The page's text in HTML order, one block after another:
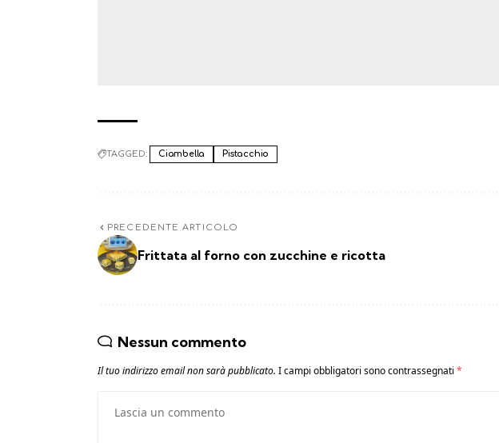
TAGGED: Ciambella Pistacchio
PRECEDENTE ARTICOLO
Frittata al forno con zucchine e ricotta
Nessun commento
Il tuo indirizzo email non sarà pubblicato. I campi obbligatori sono contrassegnati *